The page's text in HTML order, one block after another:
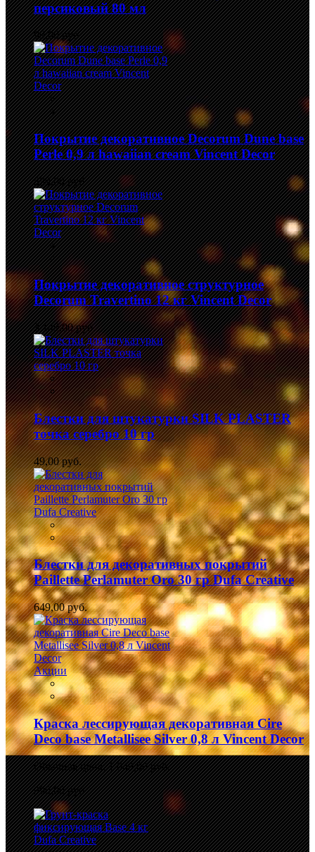
персиковый 80 мл
99,00 руб.
Покрытие декоративное Decorum Dune base
Perle 0,9 л hawaiian cream Vincent Decor
839,00 руб.
Покрытие декоративное структурное
Decorum Travertino 12 кг Vincent Decor
3 149,00 руб.
Блестки для штукатурки SILK PLASTER
точка серебро 10 гр
49,00 руб.
Блестки для декоративных покрытий
Paillette Perlamuter Oro 30 гр Dufa Creative
649,00 руб.
Акции
Краска лессирующая декоративная Cire
Deco base Metallisee Silver 0,8 л Vincent Decor
Обычная цена: 1 049,00 руб.
990,00 руб.